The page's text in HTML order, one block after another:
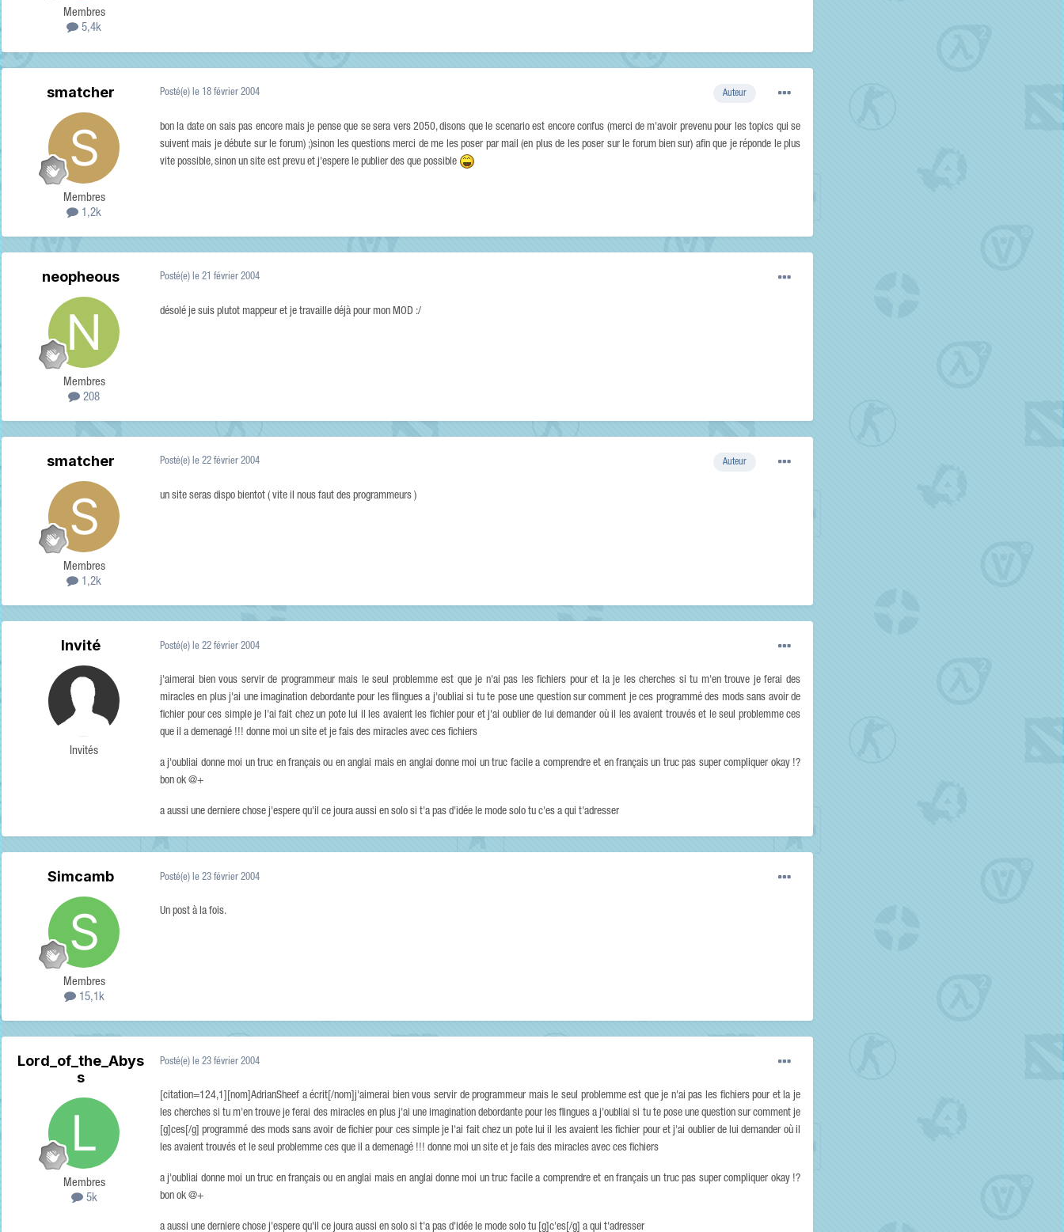
Membres
5,4k
smatcher
Membres
1,2k
Auteur
Posté(e) le 18 février 2004
bon la date on sais pas encore mais je pense que se sera vers 2050, disons que le scenario est encore confus (merci de m'avoir prevenu pour les topics qui se
suivent mais je débute sur le forum) ;)sinon les questions merci de me les poser par mail (en plus de les poser sur le forum bien sur) afin que je réponde le plus
vite possible, sinon un site est prevu et j'espere le publier des que possible
neopheous
Membres
208
Posté(e) le 21 février 2004
désolé je suis plutot mappeur et je travaille déjà pour mon MOD :/
smatcher
Membres
1,2k
Auteur
Posté(e) le 22 février 2004
un site seras dispo bientot ( vite il nous faut des programmeurs )
Invité
Invités
Posté(e) le 22 février 2004
j'aimerai bien vous servir de programmeur mais le seul problemme est que je n'ai pas les fichiers pour et la je les cherches si tu m'en trouve je ferai des
miracles en plus j'ai une imagination debordante pour les flingues a j'oubliai si tu te pose une question sur comment je ces programmé des mods sans avoir de
fichier pour ces simple je l'ai fait chez un pote lui il les avaient les fichier pour et j'ai oublier de lui demander où il les avaient trouvés et le seul problemme ces
que il a demenagé !!! donne moi un site et je fais des miracles avec ces fichiers
a j'oubliai donne moi un truc en français ou en anglai mais en anglai donne moi un truc facile a comprendre et en français un truc pas super compliquer okay !?
bon ok @+
a aussi une derniere chose j'espere qu'il ce joura aussi en solo si t'a pas d'idée le mode solo tu c'es a qui t'adresser
Simcamb
Membres
15,1k
Posté(e) le 23 février 2004
Un post à la fois.
Lord_of_the_Abys
s
Membres
5k
Posté(e) le 23 février 2004
[citation=124,1][nom]AdrianSheef a écrit[/nom]j'aimerai bien vous servir de programmeur mais le seul problemme est que je n'ai pas les fichiers pour et la je
les cherches si tu m'en trouve je ferai des miracles en plus j'ai une imagination debordante pour les flingues a j'oubliai si tu te pose une question sur comment je
[g]ces[/g] programmé des mods sans avoir de fichier pour ces simple je l'ai fait chez un pote lui il les avaient les fichier pour et j'ai oublier de lui demander où il
les avaient trouvés et le seul problemme ces que il a demenagé !!! donne moi un site et je fais des miracles avec ces fichiers
a j'oubliai donne moi un truc en français ou en anglai mais en anglai donne moi un truc facile a comprendre et en français un truc pas super compliquer okay !?
bon ok @+
a aussi une derniere chose j'espere qu'il ce joura aussi en solo si t'a pas d'idée le mode solo tu [g]c'es[/g] a qui t'adresser